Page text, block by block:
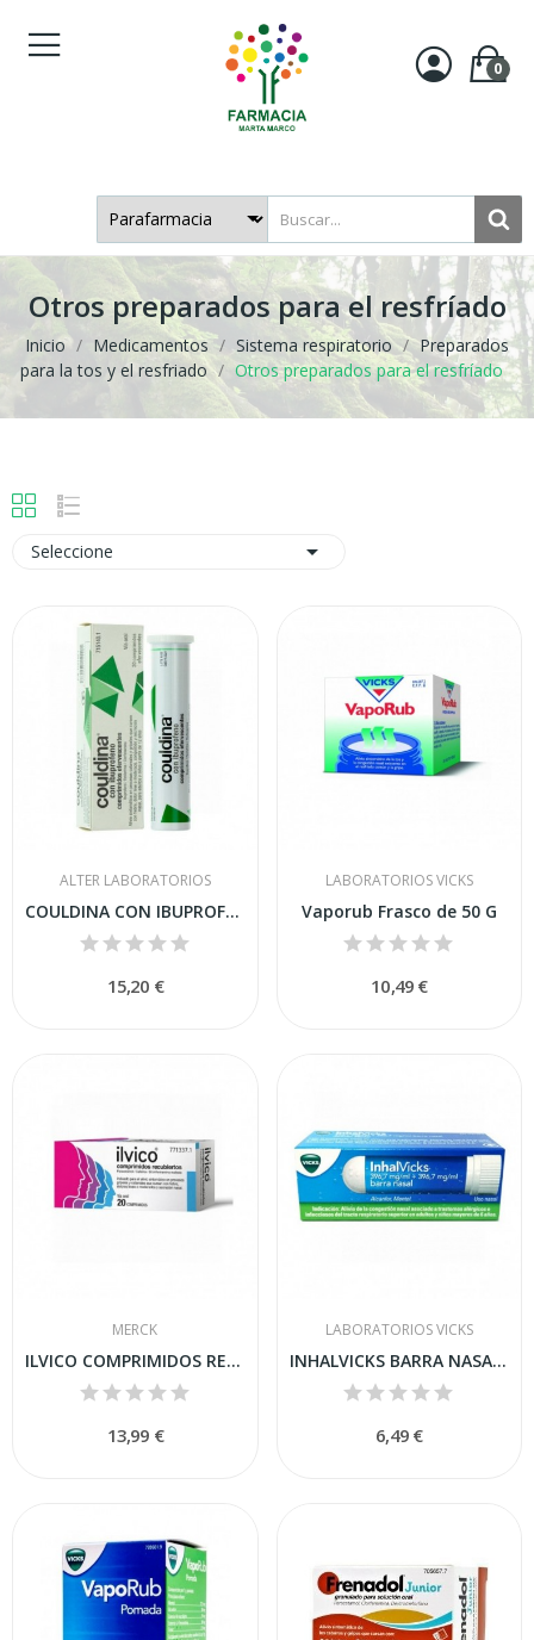
0
Otros preparados para el resfríado
Inicio Medicamentos Sistema respiratorio
Preparados
para la tos y el resfriado
Otros preparados para el resfríado
Seleccione 
ALTER LABORATORIOS
COULDINA CON IBUPROFENO COMPRIMIDOS...
15,20 €
LABORATORIOS VICKS
Vaporub Frasco de 50 G
10,49 €
MERCK
ILVICO COMPRIMIDOS RECUBIERTOS, 20 comprimidos
13,99 €
LABORATORIOS VICKS
INHALVICKS BARRA NASAL, 1 aplicador
6,49 €